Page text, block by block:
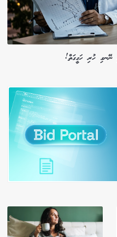
ނޭނގި ހުރި ހަގީގަތް!